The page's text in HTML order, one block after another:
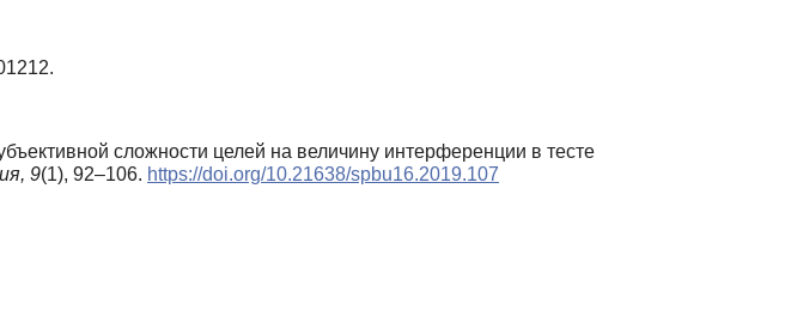
сложности целей на величину интерференции в тесте
9(1), 92–106. https://doi.org/10.21638/spbu16.2019.107